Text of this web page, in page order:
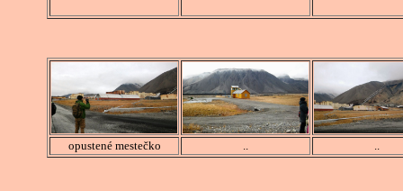
opustené mestečko .. ..